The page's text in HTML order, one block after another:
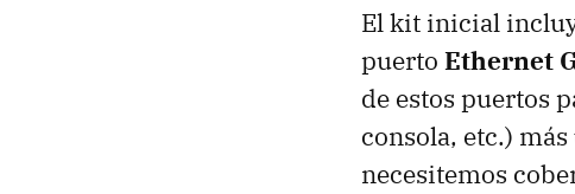
El kit inicial
puerto Ethernet
de estos puertos
consola, etc.) más
necesitemos